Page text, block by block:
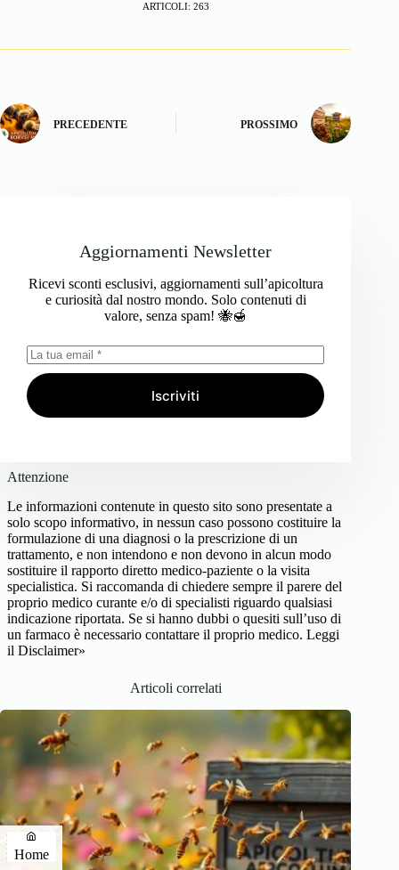
ARTICOLI: 263
PRECEDENTE PROSSIMO
Aggiornamenti Newsletter
Ricevi sconti esclusivi, aggiornamenti sull’apicoltura
e curiosità dal nostro mondo. Solo contenuti di
valore, senza spam! 🐝🍯
Iscriviti
Attenzione
Le informazioni contenute in questo sito sono presentate a
solo scopo informativo, in nessun caso possono costituire la
formulazione di una diagnosi o la prescrizione di un
trattamento, e non intendono e non devono in alcun modo
sostituire il rapporto diretto medico-paziente o la visita
specialistica. Si raccomanda di chiedere sempre il parere del
proprio medico curante e/o di specialisti riguardo qualsiasi
indicazione riportata. Se si hanno dubbi o quesiti sull’uso di
un farmaco è necessario contattare il proprio medico. Leggi
il Disclaimer»
Articoli correlati
Home